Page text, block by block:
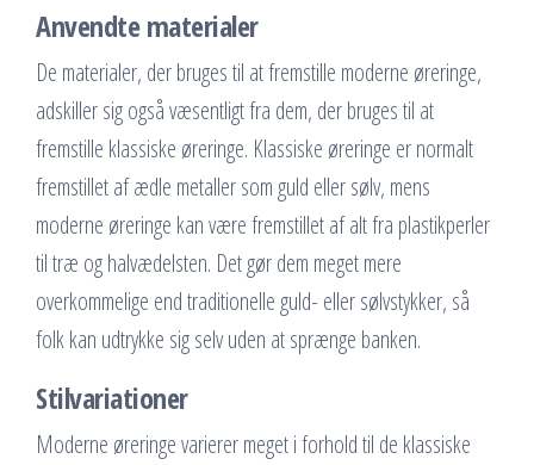
Anvendte materialer
De materialer, der bruges til at fremstille moderne øreringe,
adskiller sig også væsentligt fra dem, der bruges til at
fremstille klassiske øreringe. Klassiske øreringe er normalt
fremstillet af ædle metaller som guld eller sølv, mens
moderne øreringe kan være fremstillet af alt fra plastikperler
til træ og halvædelsten. Det gør dem meget mere
overkommelige end traditionelle guld- eller sølvstykker, så
folk kan udtrykke sig selv uden at sprænge banken.
Stilvariationer
Moderne øreringe varierer meget i forhold til de klassiske